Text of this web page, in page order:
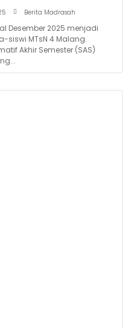
Berita Madrasah
Desember 2025 menjadi
siswi MTsN 4 Malang.
Akhir Semester (SAS)